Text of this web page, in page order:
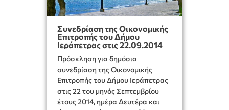
Συνεδρίαση της Οικονομικής
Επιτροπής του Δήμου
Ιεράπετρας στις 22.09.2014
Πρόσκληση για δημόσια
συνεδρίαση της Οικονομικής
Επιτροπής του Δήμου Ιεράπετρας
στις 22 του μηνός Σεπτεμβρίου
έτους 2014, ημέρα Δευτέρα και